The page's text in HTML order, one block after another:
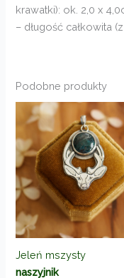
krawatki): ok. 2,0 x
– długość całkowita
Podobne produkty
Jeleń mszysty
naszyjnik